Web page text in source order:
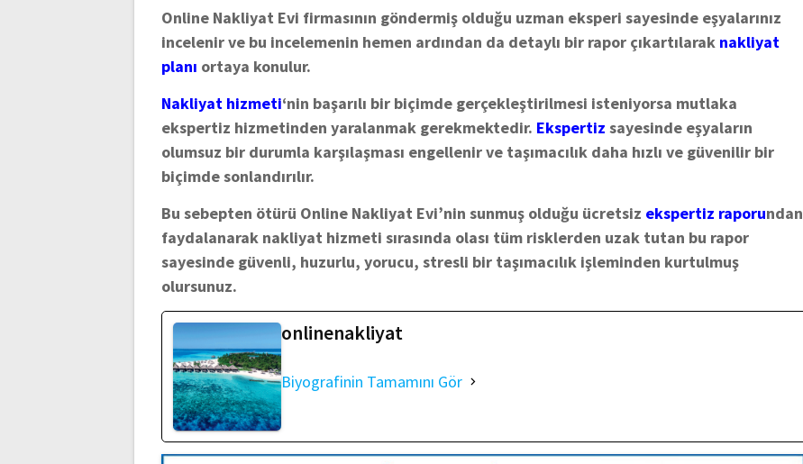
Online Nakliyat Evi firmasının göndermiş olduğu uzman eksperi sayesinde eşyalarınız
incelenir ve bu incelemenin hemen ardından da detaylı bir rapor çıkartılarak nakliyat
planı ortaya konulur.
Nakliyat hizmeti‘nin başarılı bir biçimde gerçekleştirilmesi isteniyorsa mutlaka
ekspertiz hizmetinden yaralanmak gerekmektedir. Ekspertiz sayesinde eşyaların
olumsuz bir durumla karşılaşması engellenir ve taşımacılık daha hızlı ve güvenilir bir
biçimde sonlandırılır.
Bu sebepten ötürü Online Nakliyat Evi’nin sunmuş olduğu ücretsiz ekspertiz raporundan
faydalanarak nakliyat hizmeti sırasında olası tüm risklerden uzak tutan bu rapor
sayesinde güvenli, huzurlu, yorucu, stresli bir taşımacılık işleminden kurtulmuş
olursunuz.
onlinenakliyat
Biyografinin Tamamını Gör